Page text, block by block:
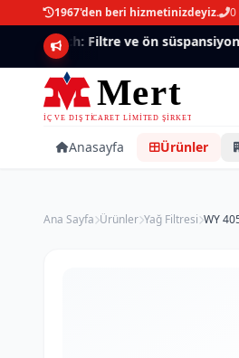
1967'den beri hizmetinizdeyiz. 0
Mannlich: Filtre ve ön
Anasayfa Ürünler
Ana Sayfa Ürünler Yağ Filtresi